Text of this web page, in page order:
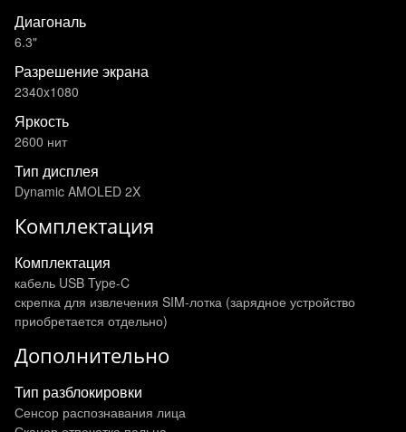
Диагональ
6.3"
Разрешение экрана
2340x1080
Яркость
2600 нит
Тип дисплея
Dynamic AMOLED 2X
Комплектация
Комплектация
кабель USB Type-C
скрепка для извлечения SIM-лотка (зарядное устройство
приобретается отдельно)
Дополнительно
Тип разблокировки
Сенсор распознавания лица